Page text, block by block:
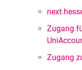
Zugang
Zugang